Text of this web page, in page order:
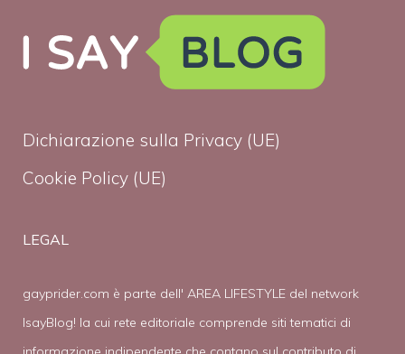
Dichiarazione sulla Privacy (UE)
Cookie Policy (UE)
LEGAL
gayprider.com è parte dell' AREA LIFESTYLE del network
IsayBlog! la cui rete editoriale comprende siti tematici di